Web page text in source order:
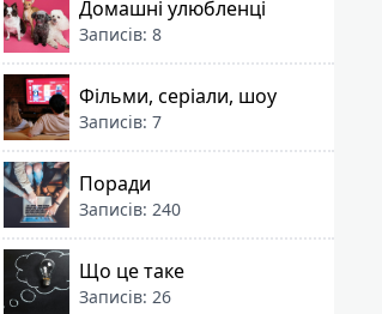
Домашні улюбленці
Записів: 8
Фільми, серіали, шоу
Записів: 7
Поради
Записів: 240
Що це таке
Записів: 26